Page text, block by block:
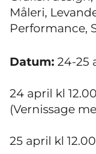
Måleri,
Performance,
Datum: 24-25
24 april kl
(Vernissage
25 april kl